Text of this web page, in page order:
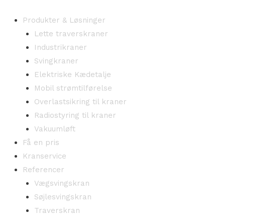
Produkter & Løsninger
Lette traverskraner
Industrikraner
Svingkraner
Elektriske Kædetalje
Mobil strømtilførelse
Overlastsikring til kraner
Radiostyring til kraner
Vakuumløft
Få en pris
Kranservice
Referencer
Vægsvingskran
Søjlesvingskran
Traverskran